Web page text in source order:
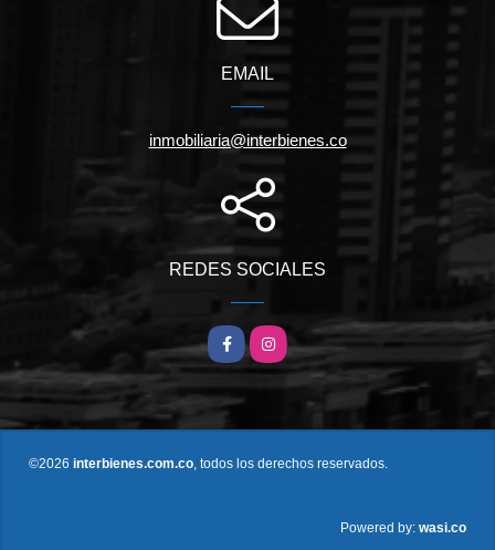
EMAIL
inmobiliaria@interbienes.co
REDES SOCIALES
FacebookInstagram
©2026 interbienes.com.co , todos los derechos reservados.
Powered by: wasi.co